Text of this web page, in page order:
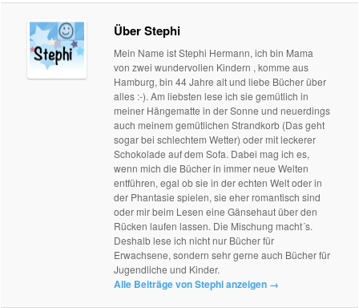
Über Stephi
Mein Name ist Stephi Hermann, ich bin Mama
von zwei wundervollen Kindern , komme aus
Hamburg, bin 44 Jahre alt und liebe Bücher über
alles :-). Am liebsten lese ich sie gemütlich in
meiner Hängematte in der Sonne und neuerdings
auch meinem gemütlichen Strandkorb (Das geht
sogar bei schlechtem Wetter) oder mit leckerer
Schokolade auf dem Sofa. Dabei mag ich es,
wenn mich die Bücher in immer neue Welten
entführen, egal ob sie in der echten Welt oder in
der Phantasie spielen, sie eher romantisch sind
oder mir beim Lesen eine Gänsehaut über den
Rücken laufen lassen. Die Mischung macht´s.
Deshalb lese ich nicht nur Bücher für
Erwachsene, sondern sehr gerne auch Bücher für
Jugendliche und Kinder.
Alle Beiträge von Stephi anzeigen →